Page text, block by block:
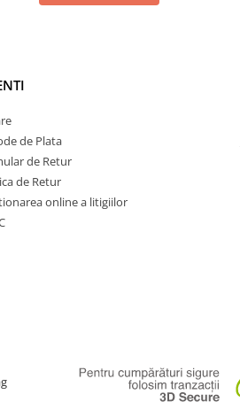
de Plata
de Retur
de Retur
online a litigiilor